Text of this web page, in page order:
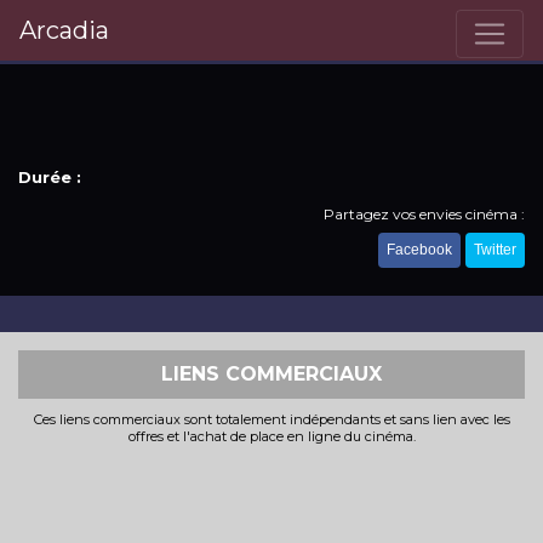
Arcadia
Durée :
Partagez vos envies cinéma :
Facebook Twitter
LIENS COMMERCIAUX
Ces liens commerciaux sont totalement indépendants et sans lien avec les
offres et l'achat de place en ligne du cinéma.